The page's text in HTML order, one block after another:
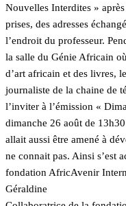
Nouvelles Interdites »
prises, des adresses
l’endroit du professeur.
la salle du Génie Africain
d’art africain et des livres,
journaliste de la chaine de
l’inviter à l’émission «
dimanche 26 août de
allait aussi être amené à
ne connait pas. Ainsi s’est
fondation AfricAvenir
Géraldine